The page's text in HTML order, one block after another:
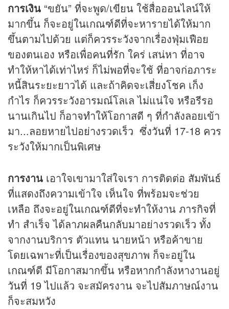
การเงิน “ขยัน” ที่จะพูด/เขียน ใช้สื่อออนไลน์ให้
มากขึ้น ก็จะอยู่ในเกณฑ์ดีที่จะหารายได้ให้มาก
ขึ้นตามไปด้วย แต่ก็ควรระวังจากเรื่องฟุ่มเฟือย
ของตนเอง หรือเพื่อคนที่รัก ใคร่ เสน่หา ที่อาจ
ทำให้หาได้เท่าไหร่ ก็ไม่พอที่จะใช้ ที่อาจก่อภาระ
หนี้สินระยะยาวได้ และถ้าคิดจะเสี่ยงโชค เก็ง
กำไร ก็ควรระวังอารมณ์โลเล ไม่แน่ใจ หรือรีรอ
นานเกินไป ก็อาจทำให้โอกาสดี ๆ ที่กำลังลอยเข้า
มา...ลอยหายไปอย่างรวดเร็ว ซึ่งวันที่ 17-18 ควร
ระวังให้มากเป็นพิเศษ
การงาน เอาใจเขามาใส่ใจเรา การติดต่อ สัมพันธ์
ที่แสดงถึงความเข้าใจ เห็นใจ ที่พร้อมจะช่วย
เหลือ ถึงจะอยู่ในเกณฑ์ดีที่จะทำให้งาน ภารกิจที่
ทำ สำเร็จ ได้ลาภผลคืนกลับมาอย่างรวดเร็ว ทั้ง
จากงานบริการ ตัวแทน นายหน้า หรือค้าขาย
โดยเฉพาะที่เป็นเรื่องของสุขภาพ ก็จะอยู่ใน
เกณฑ์ดี มีโอกาสมากขึ้น หรือหากกำลังหางานอยู่
วันที่ 19 ไปแล้ว จะสมัครงาน จะไปสัมภาษณ์งาน
ก็จะสมหวัง